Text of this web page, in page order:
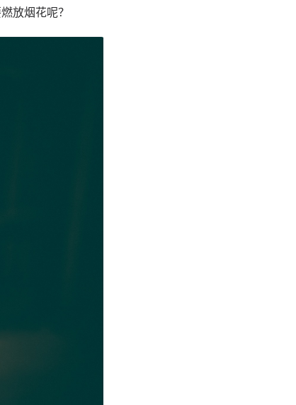
放烟花呢？